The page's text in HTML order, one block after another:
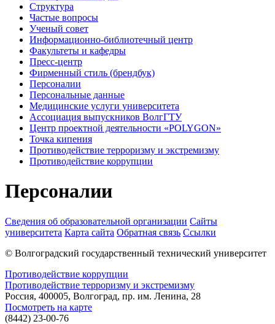
Структура
Частые вопросы
Ученый совет
Информационно-библиотечный центр
Факультеты и кафедры
Пресс-центр
Фирменный стиль (брендбук)
Персоналии
Персональные данные
Медицинские услуги университета
Ассоциация выпускников ВолгГТУ
Центр проектной деятельности «POLYGON»
Точка кипения
Противодействие терроризму и экстремизму
Противодействие коррупции
Персоналии
Сведения об образовательной организации Сайты
университета Карта сайта Обратная связь Ссылки
© Волгоградский государственный технический университет
Противодействие коррупции
Противодействие терроризму и экстремизму
Россия, 400005, Волгоград, пр. им. Ленина, 28
Посмотреть на карте
(8442) 23-00-76